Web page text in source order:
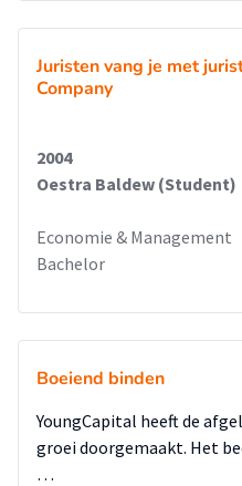
Juristen vang je met
Company
2004
Oestra Baldew (Student)
Economie & Management
Bachelor
Boeiend binden
YoungCapital heeft de
groei doorgemaakt. Het
…